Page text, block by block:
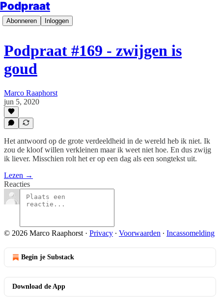
Podpraat
Abonneren Inloggen
Podpraat #169 - zwijgen is
goud
Marco Raaphorst
jun 5, 2020
Het antwoord op de grote verdeeldheid in de wereld heb ik niet. Ik
zou de kloof willen verkleinen maar ik weet niet hoe. En dus zwijg
ik liever. Misschien rolt het er op een dag als een songtekst uit.
Lezen →
Reacties
© 2026 Marco Raaphorst · Privacy ∙ Voorwaarden ∙ Incassomelding
Begin je Substack
Download de App